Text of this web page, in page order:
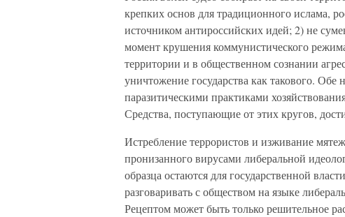
крепких основ для традиционного ислама,
источником антироссийских идей; 2) не
момент крушения коммунистического
территории и в общественном сознании
уничтожение государства как такового.
паразитическими практиками
Средства, поступающие от этих кругов,
Истребление террористов и изживание
пронизанного вирусами либеральной
образца остаются для государственной
разговаривать с обществом на языке
Рецептом может быть только решительное